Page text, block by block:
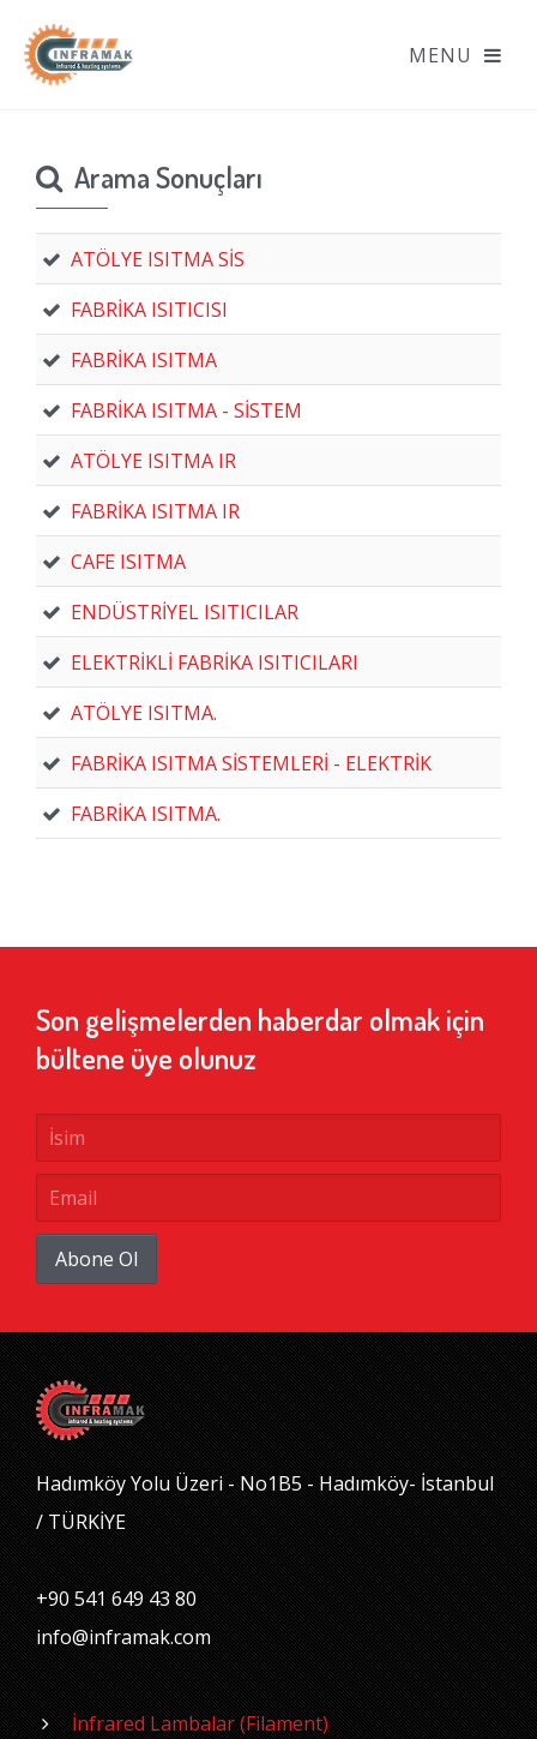
Arama Sonuçları
ATÖLYE ISITMA SİS
FABRİKA ISITICISI
FABRİKA ISITMA
FABRİKA ISITMA - SİSTEM
ATÖLYE ISITMA IR
FABRİKA ISITMA IR
CAFE ISITMA
ENDÜSTRİYEL ISITICILAR
ELEKTRİKLİ FABRİKA ISITICILARI
ATÖLYE ISITMA.
FABRİKA ISITMA SİSTEMLERİ - ELEKTRİK
FABRİKA ISITMA.
Son gelişmelerden haberdar olmak için
bültene üye olunuz
Abone Ol
Hadımköy Yolu Üzeri - No1B5 - Hadımköy- İstanbul
/ TÜRKİYE
+90 541 649 43 80
info@inframak.com
İnfrared Lambalar (Filament)